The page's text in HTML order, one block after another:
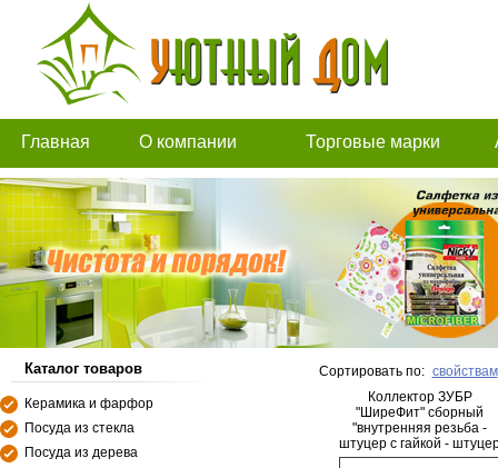
Главная О компании Торговые марки
Каталог товаров
Керамика и фарфор
Посуда из стекла
Посуда из дерева
Сортировать по: свойствам
Коллектор ЗУБР
"ШиреФит" сборный
"внутренняя резьба -
штуцер с гайкой -
с гайкой",